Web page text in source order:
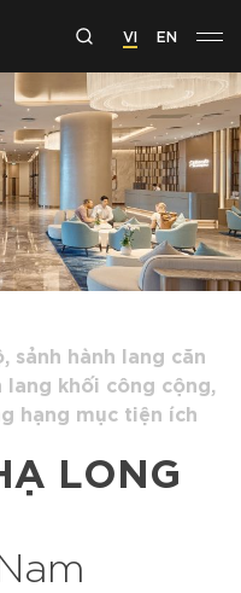
VI EN
sảnh hành lang căn
lang khối công cộng,
hạng mục tiện ích
LONG